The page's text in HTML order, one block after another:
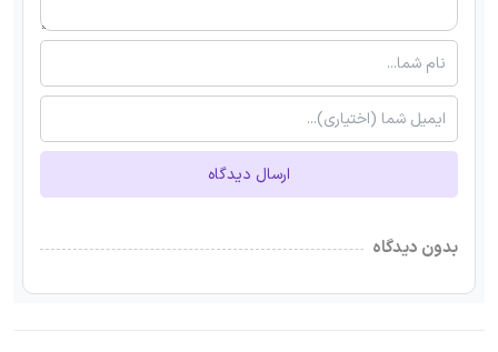
ارسال دیدگاه
بدون دیدگاه